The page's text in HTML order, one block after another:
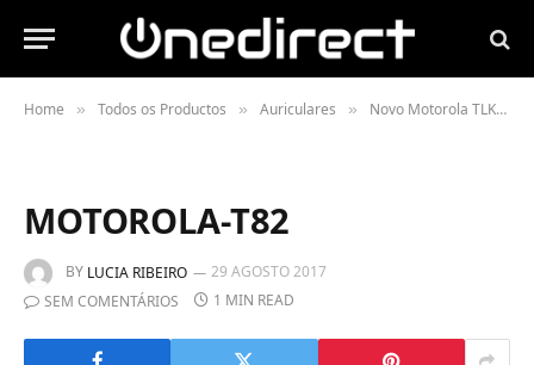
Home » Todos os Productos » Auriculares » Novo Motorola TLKR T82 – Pronto para aventura
MOTOROLA-T82
BY LUCIA RIBEIRO
29 AGOSTO 2017
SEM COMENTÁRIOS
1 MIN READ